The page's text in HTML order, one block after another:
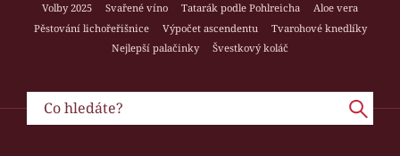
Volby 2025
Svařené víno Tatarák podle Pohlreicha
Aloe vera
Pěstování lichořeřišnice
Výpočet ascendentu
Tvarohové knedlíky
Nejlepší palačinky
Švestkový koláč